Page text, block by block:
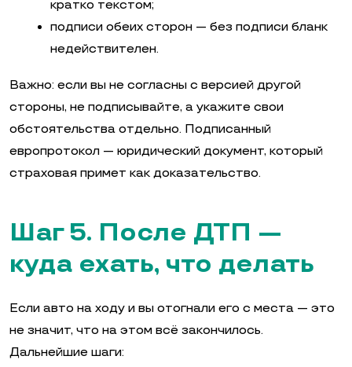
кратко текстом;
подписи обеих сторон — без подписи бланк
недействителен.
Важно: если вы не согласны с версией другой
стороны, не подписывайте, а укажите свои
обстоятельства отдельно. Подписанный
европротокол — юридический документ, который
страховая примет как доказательство.
Шаг 5. После ДТП —
куда ехать, что делать
Если авто на ходу и вы отогнали его с места — это
не значит, что на этом всё закончилось.
Дальнейшие шаги: